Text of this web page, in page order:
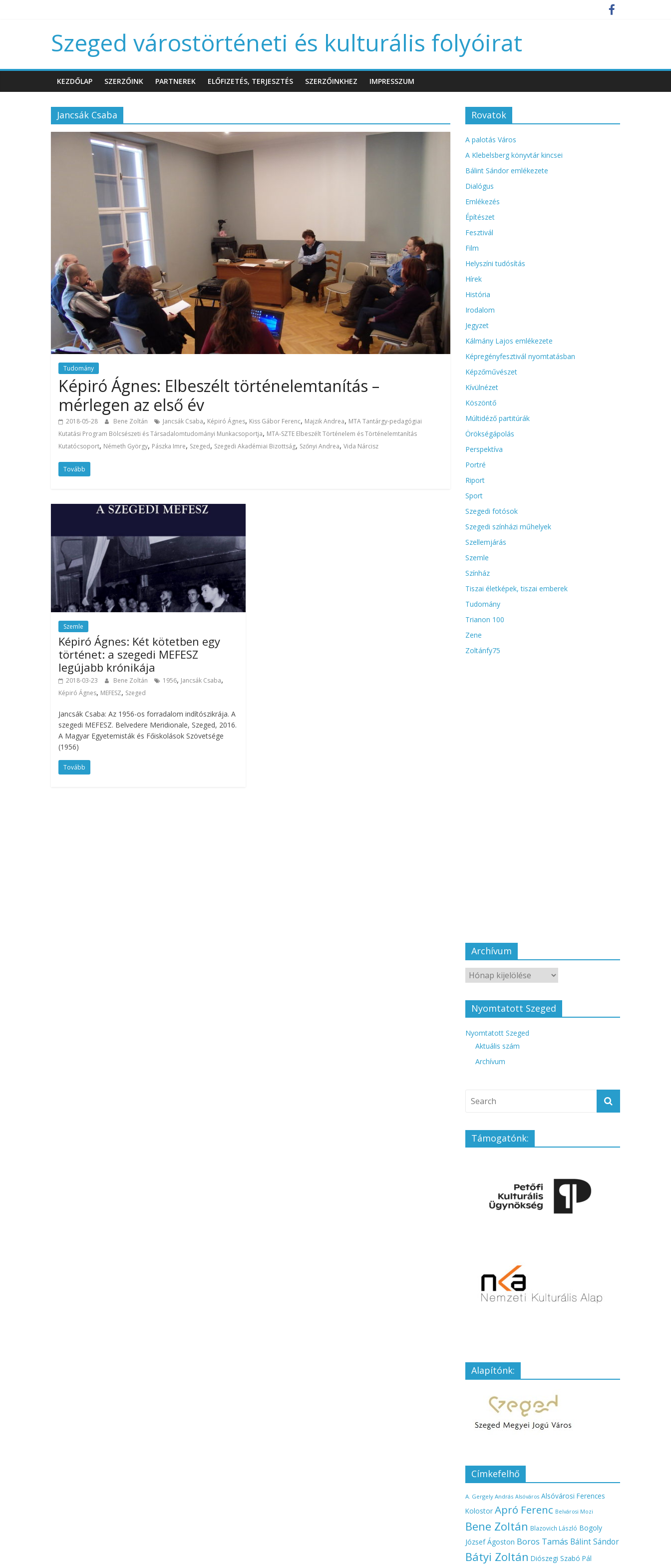
Szeged várostörténeti és kulturális folyóirat
KEZDŐLAP SZERZŐINK PARTNEREK ELŐFIZETÉS, TERJESZTÉS SZERZŐINKHEZ IMPRESSZUM
Jancsák Csaba
Tudomány
Képiró Ágnes: Elbeszélt történelemtanítás –
mérlegen az első év
2018-05-28 Bene Zoltán Jancsák Csaba, Képiró Ágnes, Kiss Gábor Ferenc, Majzik Andrea, MTA Tantárgy-pedagógiai
Kutatási Program Bölcsészeti és Társadalomtudományi Munkacsoportja, MTA-SZTE Elbeszélt Történelem és Történelemtanítás
Kutatócsoport, Németh György, Pászka Imre, Szeged, Szegedi Akadémiai Bizottság, Szőnyi Andrea, Vida Nárcisz
Tovább
Szemle
Képiró Ágnes: Két kötetben egy
történet: a szegedi MEFESZ
legújabb krónikája
2018-03-23 Bene Zoltán 1956, Jancsák Csaba,
Képiró Ágnes, MEFESZ, Szeged
Jancsák Csaba: Az 1956-os forradalom indítószikrája. A
szegedi MEFESZ. Belvedere Meridionale, Szeged, 2016.
A Magyar Egyetemisták és Főiskolások Szövetsége
(1956)
Tovább
Rovatok
A palotás Város
A Klebelsberg könyvtár kincsei
Bálint Sándor emlékezete
Dialógus
Emlékezés
Építészet
Fesztivál
Film
Helyszíni tudósítás
Hírek
História
Irodalom
Jegyzet
Kálmány Lajos emlékezete
Képregényfesztivál nyomtatásban
Képzőművészet
Kívülnézet
Köszöntő
Múltidéző partitúrák
Örökségápolás
Perspektíva
Portré
Riport
Sport
Szegedi fotósok
Szegedi színházi műhelyek
Szellemjárás
Szemle
Színház
Tiszai életképek, tiszai emberek
Tudomány
Trianon 100
Zene
Zoltánfy75
Archívum
Nyomtatott Szeged
Nyomtatott Szeged
Aktuális szám
Archívum
Támogatónk:
Alapítónk:
Címkefelhő
A. Gergely András Alsóváros Alsóvárosi Ferences
Kolostor Apró Ferenc Belvárosi Mozi
Bene Zoltán Blazovich László Bogoly
József Ágoston Boros Tamás Bálint Sándor
Bátyi Zoltán Diószegi Szabó Pál